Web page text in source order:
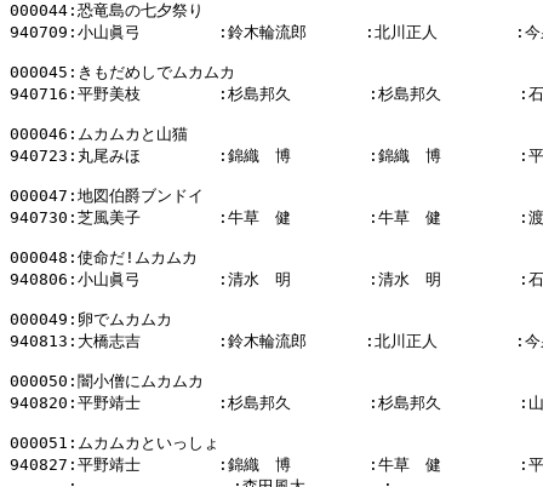
000044:恐竜島の七夕祭り
940709:小山眞弓        :鈴木輪流郎      :北川正人        :今
000045:きもだめしでムカムカ
940716:平野美枝        :杉島邦久        :杉島邦久        :石
000046:ムカムカと山猫
940723:丸尾みほ        :錦織　博        :錦織　博        :平
000047:地図伯爵ブンドイ
940730:芝風美子        :牛草　健        :牛草　健        :渡
000048:使命だ!ムカムカ
940806:小山眞弓        :清水　明        :清水　明        :石
000049:卵でムカムカ
940813:大橋志吉        :鈴木輪流郎      :北川正人        :今
000050:闇小僧にムカムカ
940820:平野靖士        :杉島邦久        :杉島邦久        :山
000051:ムカムカといっしょ
940827:平野靖士        :錦織　博        :牛草　健        :平